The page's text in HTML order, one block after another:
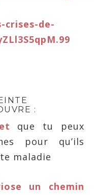
crises-de-
:
que tu peux
pour qu’ils
maladie
un chemin